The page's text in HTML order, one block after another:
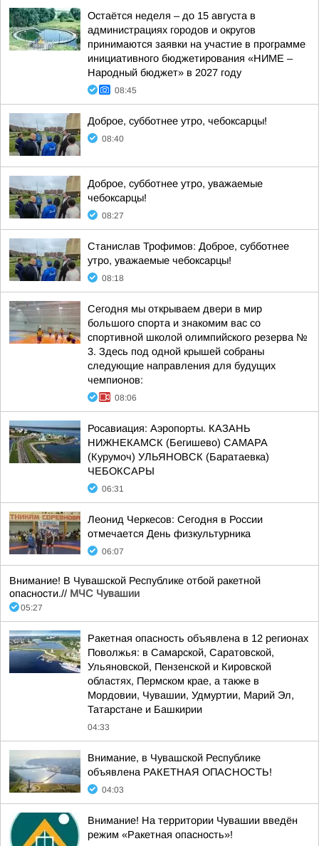
Остаётся неделя – до 15 августа в
администрациях городов и округов
принимаются заявки на участие в программе
инициативного бюджетирования «НИМЕ –
Народный бюджет» в 2027 году
08:45
Доброе, субботнее утро, чебоксарцы!
08:40
Доброе, субботнее утро, уважаемые
чебоксарцы!
08:27
Станислав Трофимов: Доброе, субботнее
утро, уважаемые чебоксарцы!
08:18
Сегодня мы открываем двери в мир
большого спорта и знакомим вас со
спортивной школой олимпийского резерва №
3. Здесь под одной крышей собраны
следующие направления для будущих
чемпионов:
08:06
Росавиация: Аэропорты. КАЗАНЬ
НИЖНЕКАМСК (Бегишево) САМАРА
(Курумоч) УЛЬЯНОВСК (Баратаевка)
ЧЕБОКСАРЫ
06:31
Леонид Черкесов: Сегодня в России
отмечается День физкультурника
06:07
Внимание! В Чувашской Республике отбой ракетной
опасности.// МЧС Чувашии
05:27
Ракетная опасность объявлена в 12 регионах
Поволжья: в Самарской, Саратовской,
Ульяновской, Пензенской и Кировской
областях, Пермском крае, а также в
Мордовии, Чувашии, Удмуртии, Марий Эл,
Татарстане и Башкирии
04:33
Внимание, в Чувашской Республике
объявлена РАКЕТНАЯ ОПАСНОСТЬ!
04:03
Внимание! На территории Чувашии введён
режим «Ракетная опасность»!